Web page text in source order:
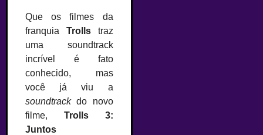
Que os filmes da
franquia Trollstraz
uma soundtrack
incrível é fato
conhecido, mas
você já viu a
soundtrackdo novo
filme, Trolls 3:
Juntos